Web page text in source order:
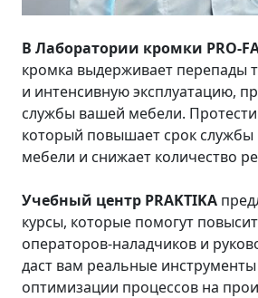
В Лаборатории кромки PRO-
кромка выдерживает перепады
и интенсивную эксплуатацию,
службы вашей мебели.
который повышает срок службы
мебели и снижает количество
Учебный центр PRAKTIKA
курсы, которые помогут
операторов-наладчиков и
даст вам реальные инструменты
оптимизации процессов на